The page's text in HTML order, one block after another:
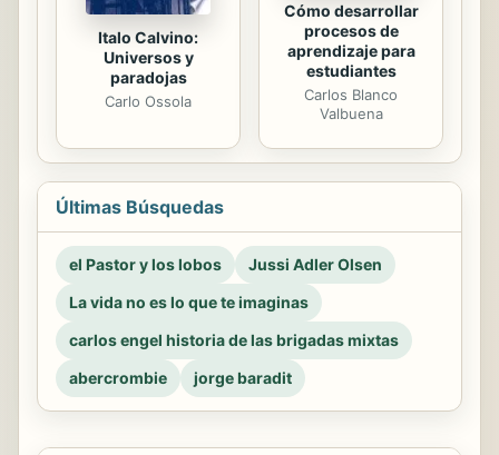
Italo Calvino:
Universos y
paradojas
Carlo Ossola
Cómo desarrollar
procesos de
aprendizaje para
estudiantes
Carlos Blanco
Valbuena
Últimas Búsquedas
el Pastor y los lobos
Jussi Adler Olsen
La vida no es lo que te imaginas
carlos engel historia de las brigadas mixtas
abercrombie
jorge baradit